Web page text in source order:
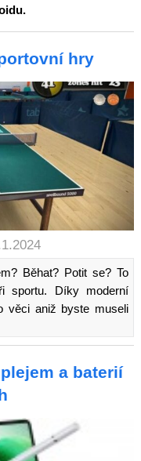
hry
Běhat? Potit se? To
sportu. Díky moderní
věci aniž byste museli
a baterií